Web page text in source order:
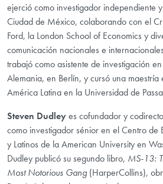
ejerció como investigador independiente
Ciudad de México, colaborando con el
Ford, la London School of Economics y
comunicación nacionales e
trabajó como asistente de investigación
Alemania, en Berlín, y cursó una maestría
América Latina en la Universidad de
Steven Dudleyes cofundador y
como investigador sénior en el Centro de
y Latinos de la American University en
Dudley publicó su segundo libro, MS-13:
Most Notorious Gang (HarperCollins),